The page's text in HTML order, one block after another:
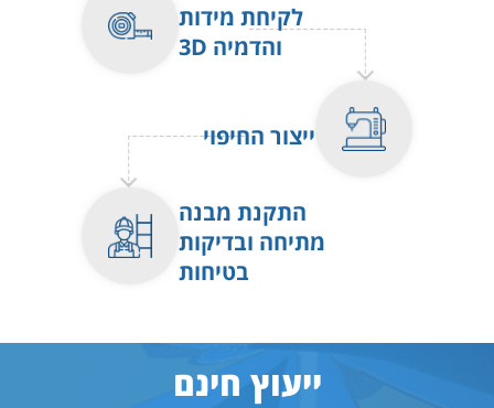
לקיחת מידות
והדמיה 3D
ייצור החיפוי
התקנת מבנה
מתיחה ובדיקות
בטיחות
ייעוץ חינם